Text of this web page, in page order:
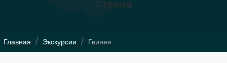
Главная Экскурсии Гвинея